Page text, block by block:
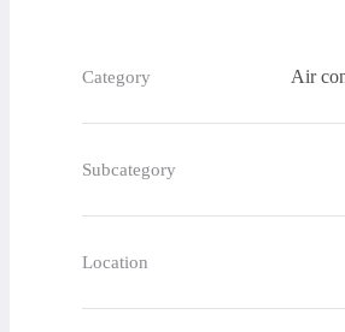
Category Air
Subcategory
Location